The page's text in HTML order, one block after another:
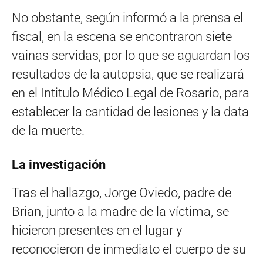
No obstante, según informó a la prensa el
fiscal, en la escena se encontraron siete
vainas servidas, por lo que se aguardan los
resultados de la autopsia, que se realizará
en el Intitulo Médico Legal de Rosario, para
establecer la cantidad de lesiones y la data
de la muerte.
La investigación
Tras el hallazgo, Jorge Oviedo, padre de
Brian, junto a la madre de la víctima, se
hicieron presentes en el lugar y
reconocieron de inmediato el cuerpo de su